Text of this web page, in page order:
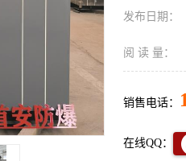
发布日期：
阅 读 量：
销售电话：
在线QQ：